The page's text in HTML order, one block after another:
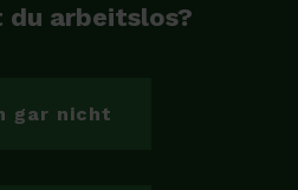
du arbeitslos?
gar nicht